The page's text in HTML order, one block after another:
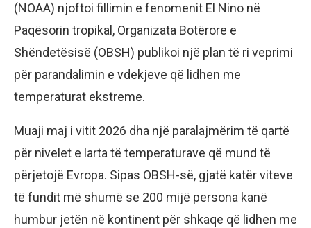
(NOAA) njoftoi fillimin e fenomenit El Nino në
Paqësorin tropikal, Organizata Botërore e
Shëndetësisë (OBSH) publikoi një plan të ri veprimi
për parandalimin e vdekjeve që lidhen me
temperaturat ekstreme.
Muaji maj i vitit 2026 dha një paralajmërim të qartë
për nivelet e larta të temperaturave që mund të
përjetojë Evropa. Sipas OBSH-së, gjatë katër viteve
të fundit më shumë se 200 mijë persona kanë
humbur jetën në kontinent për shkaqe që lidhen me